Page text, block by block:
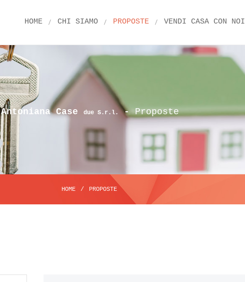
HOME CHI SIAMO PROPOSTE VENDI CASA CON NOI
Antoniana Case due S.r.l. -Proposte
HOME / PROPOSTE